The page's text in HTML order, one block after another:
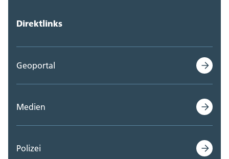
Direktlinks
Geoportal
Medien
Polizei